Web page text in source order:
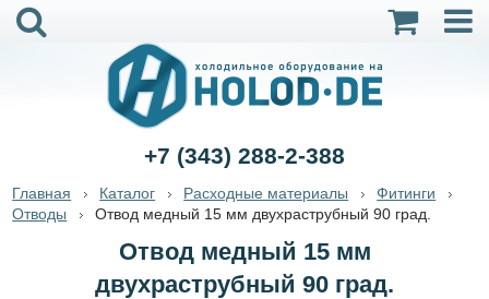
+7 (343) 288-2-388
Главная Каталог Расходные материалы
Фитинги
Отводы
Отвод медный 15 мм двухраструбный 90 град.
Отвод медный 15 мм
двухраструбный 90 град.